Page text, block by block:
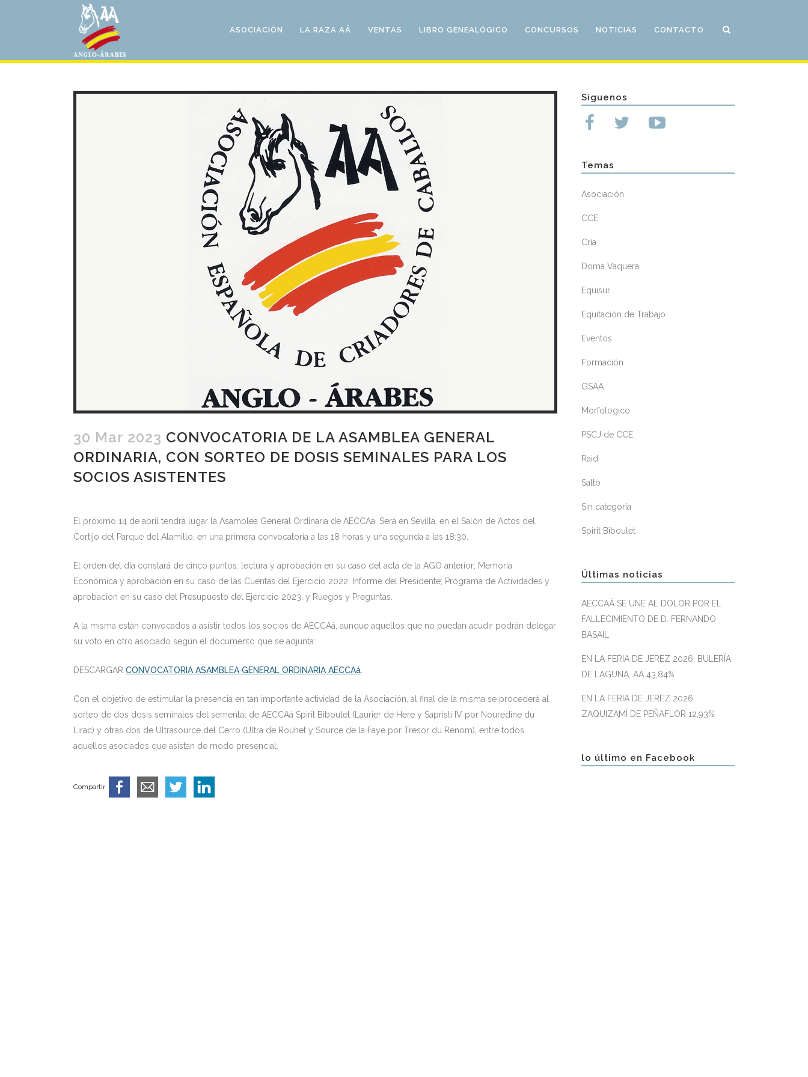
ASOCIACIÓN LA RAZA AÁ VENTAS LIBRO GENEALÓGICO CONCURSOS NOTICIAS CONTACTO
30 Mar 2023 CONVOCATORIA DE LA ASAMBLEA GENERAL
ORDINARIA, CON SORTEO DE DOSIS SEMINALES PARA LOS
SOCIOS ASISTENTES
El próximo 14 de abril tendrá lugar la Asamblea General Ordinaria de AECCAá. Será en Sevilla, en el Salón de Actos del
Cortijo del Parque del Alamillo, en una primera convocatoria a las 18 horas y una segunda a las 18:30.
El orden del día constará de cinco puntos: lectura y aprobación en su caso del acta de la AGO anterior; Memoria
Económica y aprobación en su caso de las Cuentas del Ejercicio 2022; Informe del Presidente; Programa de Actividades y
aprobación en su caso del Presupuesto del Ejercicio 2023; y Ruegos y Preguntas.
A la misma están convocados a asistir todos los socios de AECCAá, aunque aquellos que no puedan acudir podrán delegar
su voto en otro asociado según el documento que se adjunta:
DESCARGAR CONVOCATORIA ASAMBLEA GENERAL ORDINARIA AECCAá
Con el objetivo de estimular la presencia en tan importante actividad de la Asociación, al final de la misma se procederá al
sorteo de dos dosis seminales del semental de AECCAá Spirit Biboulet (Laurier de Here y Sapristi IV por Nouredine du
Lirac) y otras dos de Ultrasource del Cerro (Ultra de Rouhet y Source de la Faye por Tresor du Renom), entre todos
aquellos asociados que asistan de modo presencial.
Compartir
Síguenos
Temas
Asociación
CCE
Cría
Doma Vaquera
Equisur
Equitación de Trabajo
Eventos
Formación
GSAA
Morfologico
PSCJ de CCE
Raid
Salto
Sin categoría
Spirit Biboulet
Últimas noticias
AECCAÁ SE UNE AL DOLOR POR EL
FALLECIMIENTO DE D. FERNANDO
BASAIL
EN LA FERIA DE JEREZ 2026: BULERÍA
DE LAGUNA, AA 43,84%
EN LA FERIA DE JEREZ 2026:
ZAQUIZAMÍ DE PEÑAFLOR 12,93%
lo último en Facebook